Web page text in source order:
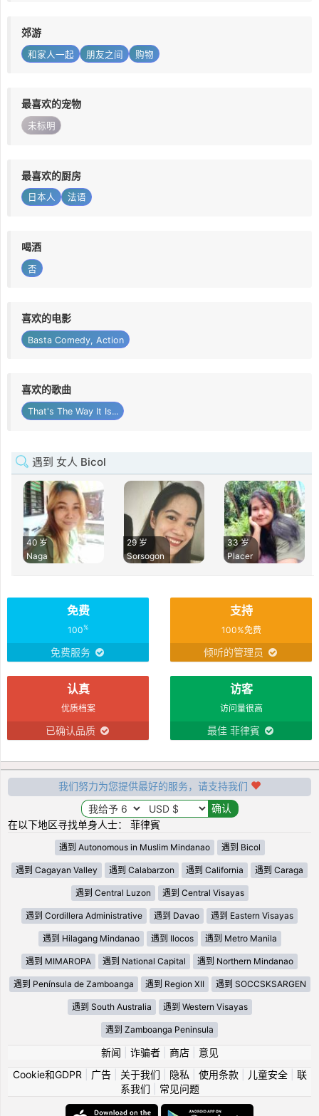
郊游
和家人一起 朋友之间 购物
最喜欢的宠物
未标明
最喜欢的厨房
日本人 法语
喝酒
否
喜欢的电影
Basta Comedy, Action
喜欢的歌曲
That's The Way It Is...
遇到 女人 Bicol
40 岁
Naga
29 岁
Sorsogon
33 岁
Placer
免费
100%
免费服务
支持
100%免费
倾听的管理员
认真
优质档案
已确认品质
访客
访问量很高
最佳 菲律賓
我们努力为您提供最好的服务，请支持我们
在以下地区寻找单身人士： 菲律賓
遇到 Autonomous in Muslim Mindanao 遇到 Bicol
遇到 Cagayan Valley 遇到 Calabarzon 遇到 California 遇到 Caraga
遇到 Central Luzon 遇到 Central Visayas
遇到 Cordillera Administrative 遇到 Davao 遇到 Eastern Visayas
遇到 Hilagang Mindanao 遇到 Ilocos 遇到 Metro Manila
遇到 MIMAROPA 遇到 National Capital 遇到 Northern Mindanao
遇到 Península de Zamboanga 遇到 Region XII 遇到 SOCCSKSARGEN
遇到 South Australia 遇到 Western Visayas
遇到 Zamboanga Peninsula
新闻 诈骗者| 商店| 意见
Cookie和GDPR
广告| 关于我们 隐私 使用条款| 儿童安全| 联
系我们
常见问题